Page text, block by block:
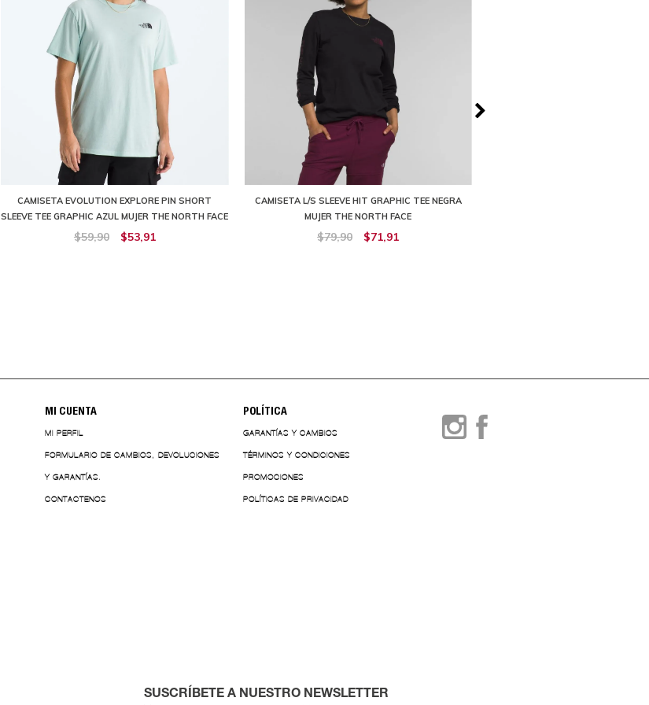
CAMISETA EVOLUTION EXPLORE PIN SHORT
SLEEVE TEE GRAPHIC AZUL MUJER THE NORTH FACE
$59,90 $53,91
CAMISETA L/S SLEEVE HIT GRAPHIC TEE NEGRA
MUJER THE NORTH FACE
$79,90 $71,91
MI CUENTA
MI PERFIL
FORMULARIO DE CAMBIOS, DEVOLUCIONES
Y GARANTÍAS.
CONTACTENOS
POLÍTICA
GARANTÍAS Y CAMBIOS
TÉRMINOS Y CONDICIONES
PROMOCIONES
POLÍTICAS DE PRIVACIDAD
SUSCRÍBETE A NUESTRO NEWSLETTER